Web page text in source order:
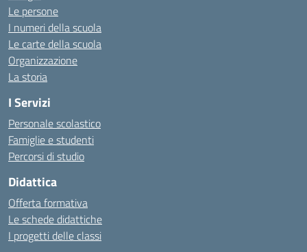
Le persone
I numeri della scuola
Le carte della scuola
Organizzazione
La storia
I Servizi
Personale scolastico
Famiglie e studenti
Percorsi di studio
Didattica
Offerta formativa
Le schede didattiche
I progetti delle classi